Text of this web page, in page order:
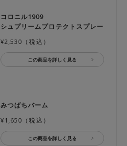
コロニル1909
シュプリームプロテクトスプレー
¥2,530（税込）
この商品を詳しく見る
みつばちバーム
¥1,650（税込）
この商品を詳しく見る